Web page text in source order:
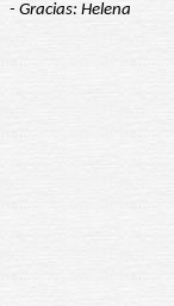
- Gracias: Helena